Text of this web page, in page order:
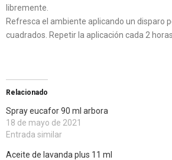
libremente.
Refresca el ambiente aplicando un disparo
cuadrados. Repetir la aplicación cada 2
Relacionado
Spray eucafor 90 ml arbora
18 de mayo de 2021
Entrada similar
Aceite de lavanda plus 11 ml